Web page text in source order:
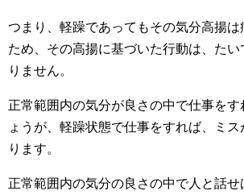
つまり、軽躁であってもその気分高揚は
ため、その高揚に基づいた行動は、た
りません。
正常範囲内の気分が良さの中で仕事をす
ょうが、軽躁状態で仕事をすれば、ミ
ります。
正常範囲内の気分の良さの中で人と話せ